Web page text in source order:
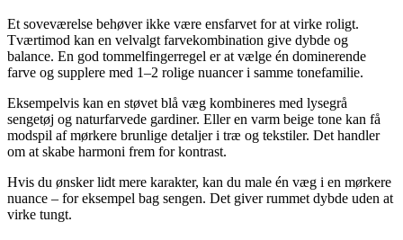
Et soveværelse behøver ikke være ensfarvet for at virke roligt.
Tværtimod kan en velvalgt farvekombination give dybde og
balance. En god tommelfingerregel er at vælge én dominerende
farve og supplere med 1–2 rolige nuancer i samme tonefamilie.
Eksempelvis kan en støvet blå væg kombineres med lysegrå
sengetøj og naturfarvede gardiner. Eller en varm beige tone kan få
modspil af mørkere brunlige detaljer i træ og tekstiler. Det handler
om at skabe harmoni frem for kontrast.
Hvis du ønsker lidt mere karakter, kan du male én væg i en mørkere
nuance – for eksempel bag sengen. Det giver rummet dybde uden at
virke tungt.